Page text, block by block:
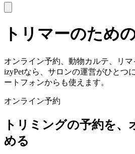
トリマーのため
オンライン予約、動物カルテ、リマ
izyPetなら、サロンの運営がひとつ
ートフォンからも使えます。
オンライン予約
トリミングの予約を
める